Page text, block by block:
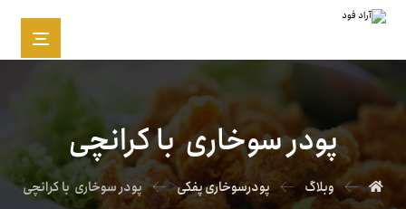
پودر سوخاری با کرانچی
وبلاگ پودرسوخاری پفکی پودر سوخاری با کرانچی